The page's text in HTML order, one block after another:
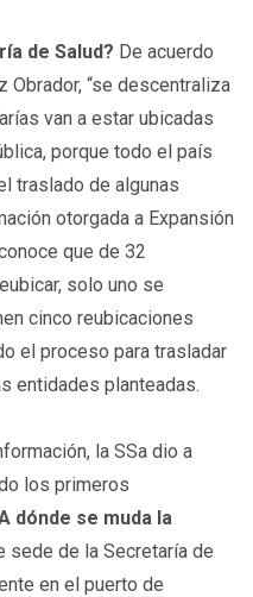
de Salud? De acuerdo
“se descentraliza
van a estar ubicadas
porque todo el país
traslado de algunas
otorgada a Expansión
que de 32
solo uno se
cinco reubicaciones
el proceso para trasladar
entidades planteadas.
la SSa dio a
los primeros
dónde se muda la
sede de la Secretaría de
en el puerto de